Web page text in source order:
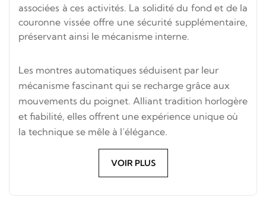
associées à ces activités. La solidité du fond et de la
couronne vissée offre une sécurité supplémentaire,
préservant ainsi le mécanisme interne.
Les montres automatiques séduisent par leur
mécanisme fascinant qui se recharge grâce aux
mouvements du poignet. Alliant tradition horlogère
et fiabilité, elles offrent une expérience unique où
la technique se mêle à l’élégance.
VOIR PLUS